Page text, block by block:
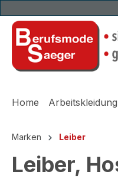
Home Arbeitskleidung
Marken Leiber
Leiber,